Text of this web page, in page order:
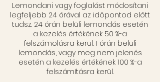
Lemondani vagy foglalást módosítani
legfeljebb 24 órával az időpontod előtt
tudsz. 24 órán belüli lemondás esetén
a kezelés értékének 50 %-a
felszámolásra kerül. 1 órán belüli
lemondás, vagy meg nem jelenés
esetén a kezelés értékének 100 %-a
felszámításra kerül.